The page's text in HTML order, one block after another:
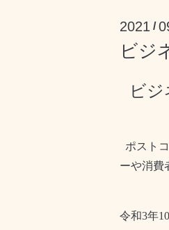
2021 /
ビジ
ビ
ポスト
ーや消費
令和3年10